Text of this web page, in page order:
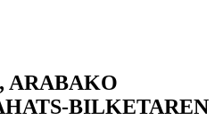
ARABAKO
BILKETAREN